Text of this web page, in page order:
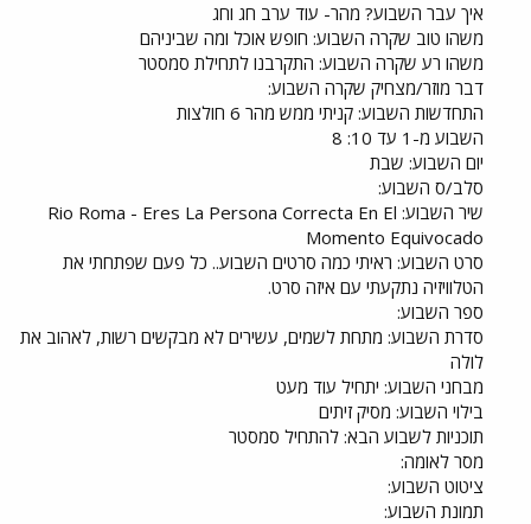
איך עבר השבוע? מהר- עוד ערב חג וחג
משהו טוב שקרה השבוע: חופש אוכל ומה שביניהם
משהו רע שקרה השבוע: התקרבנו לתחילת סמסטר
דבר מוזר/מצחיק שקרה השבוע:
התחדשות השבוע: קניתי ממש מהר 6 חולצות
השבוע מ-1 עד 10: 8
יום השבוע: שבת
סלב/ס השבוע:
שיר השבוע: Rio Roma - Eres La Persona Correcta En El
Momento Equivocado
סרט השבוע: ראיתי כמה סרטים השבוע.. כל פעם שפתחתי את
הטלוויזיה נתקעתי עם איזה סרט.
ספר השבוע:
סדרת השבוע: מתחת לשמים, עשירים לא מבקשים רשות, לאהוב את
לולה
מבחני השבוע: יתחיל עוד מעט
בילוי השבוע: מסיק זיתים
תוכניות לשבוע הבא: להתחיל סמסטר
מסר לאומה:
ציטוט השבוע:
תמונת השבוע: